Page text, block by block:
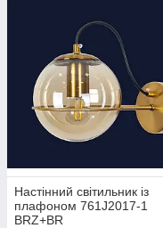
Настінний світильник із
плафоном 761J2017-1
BRZ+BR